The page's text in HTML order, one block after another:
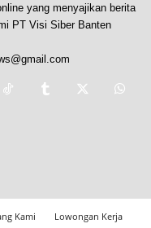
yang menyajikan berita
PT Visi Siber Banten
Kami
Lowongan Kerja